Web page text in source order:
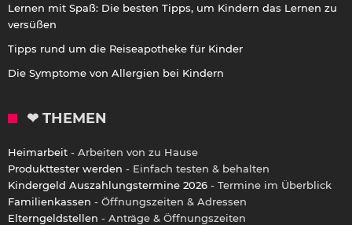
Lernen mit Spaß: Die besten Tipps, um Kindern das Lernen zu
versüßen
Tipps rund um die Reiseapotheke für Kinder
Die Symptome von Allergien bei Kindern
❤ THEMEN
Heimarbeit - Arbeiten von zu Hause
Produkttester werden - Einfach testen & behalten
Kindergeld Auszahlungstermine 2026 - Termine im Überblick
Familienkassen - Öffnungszeiten & Adressen
Elterngeldstellen - Anträge & Öffnungszeiten